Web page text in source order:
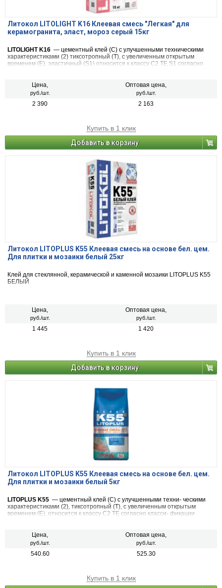
Литокол LITOLIGHT K16 Клеевая смесь "Легкая" для
керамогранита, эласт, мороз серый 15кг
LITOLIGHT K16 — цементный клей (С) с улучшенными техническими
характеристиками (2) тиксотропный (Т), с увеличенным открытым
временем (Е), эластичный (S1) относится к классу C2 TЕ S1 согласно
Цена,
руб./шт.
Оптовая цена,
руб./шт.
2 390 2 163
Купить в 1 клик
Добавить в корзину
Литокол LITOPLUS K55 Клеевая смесь на основе бел. цем.
Для плитки и мозаики белый 25кг
Клей для стеклянной, керамической и каменной мозаики LITOPLUS K55
БЕЛЫЙ
Цена,
руб./шт.
Оптовая цена,
руб./шт.
1 445 1 420
Купить в 1 клик
Добавить в корзину
Литокол LITOPLUS K55 Клеевая смесь на основе бел. цем.
Для плитки и мозаики белый 5кг
LITOPLUS K55 — цементный клей (С) с улучшенными техни- ческими
характеристиками (2), тиксотропный (T), с увеличенным открытым
временем (Е), относится к классу С2 TЕ согласно класси- фикации
Цена,
руб./шт.
Оптовая цена,
руб./шт.
540.60 525.30
Купить в 1 клик